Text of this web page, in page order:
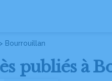
> Bourrouillan
publiés à